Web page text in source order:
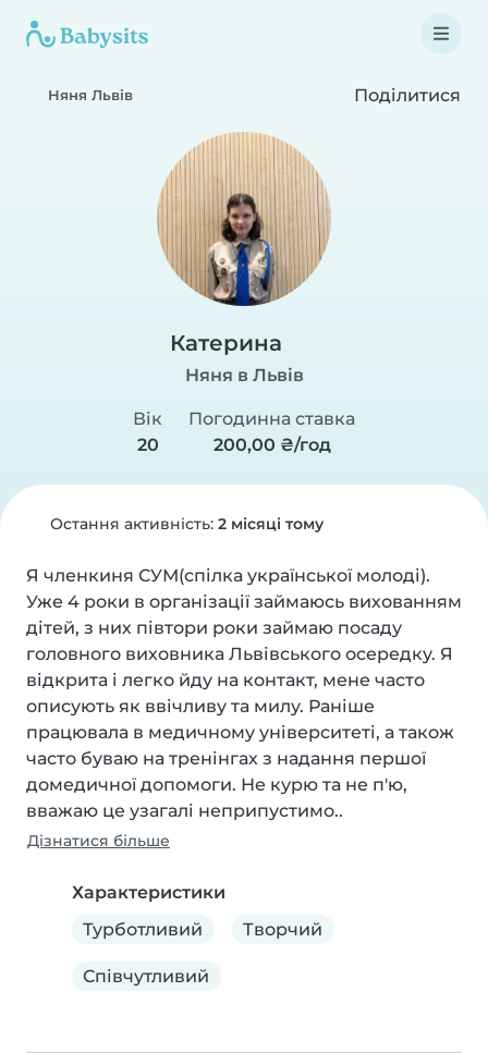
Няня Львів Поділитися
Катерина
Няня в Львів
Вік
20
Погодинна ставка
200,00 ₴/год
Остання активність: 2 місяці тому
Я членкиня СУМ(спілка української молоді).
Уже 4 роки в організації займаюсь вихованням
дітей, з них півтори роки займаю посаду
головного виховника Львівського осередку. Я
відкрита і легко йду на контакт, мене часто
описують як ввічливу та милу. Раніше
працювала в медичному університеті, а також
часто буваю на тренінгах з надання першої
домедичної допомоги. Не курю та не п'ю,
вважаю це узагалі неприпустимо..
Дізнатися більше
Характеристики
Турботливий
Творчий
Співчутливий